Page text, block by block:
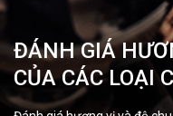
ĐÁNH GIÁ
CỦA CÁC LOẠI